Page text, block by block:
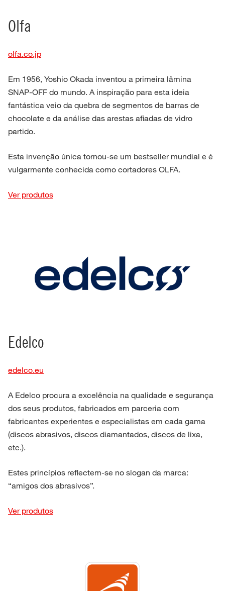
Olfa
olfa.co.jp
Em 1956, Yoshio Okada inventou a primeira lâmina
SNAP-OFF do mundo. A inspiração para esta ideia
fantástica veio da quebra de segmentos de barras de
chocolate e da análise das arestas afiadas de vidro
partido.
Esta invenção única tornou-se um bestseller mundial e é
vulgarmente conhecida como cortadores OLFA.
Ver produtos
Edelco
edelco.eu
A Edelco procura a excelência na qualidade e segurança
dos seus produtos, fabricados em parceria com
fabricantes experientes e especialistas em cada gama
(discos abrasivos, discos diamantados, discos de lixa,
etc.).
Estes princípios reflectem-se no slogan da marca:
“amigos dos abrasivos”.
Ver produtos